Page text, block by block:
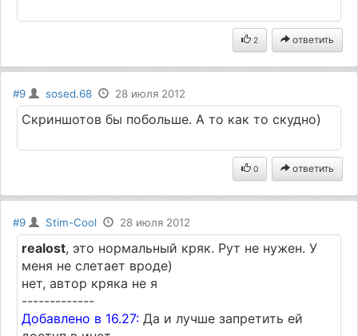
2 ответить
#9 sosed.68 28 июля 2012
Скриншотов бы побольше. А то как то скудно)
0 ответить
#9 Stim-Cool 28 июля 2012
realost, это нормальный кряк. Рут не нужен. У
меня не слетает вроде)
нет, автор кряка не я
-------------
Добавлено в 16.27: Да и лучше запретить ей